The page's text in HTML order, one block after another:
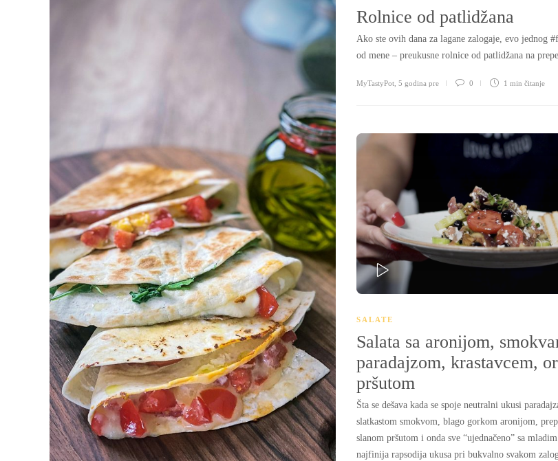
Rolnice od patlidžana
Ako ste ovih dana za lagane zalogaje, evo jednog
od mene – preukusne rolnice od patlidžana na
MyTastyPot 5 godina pre 0 1 min čitanje
SALATE
Salata sa aronijom,
paradajzom, krastavcem,
pršutom
Šta se dešava kada se spoje neutralni ukusi
slatkastom smokvom, blago gorkom aronijom,
slanom pršutom i onda sve “ujednačeno” sa
najfinija rapsodija ukusa pri bukvalno svakom